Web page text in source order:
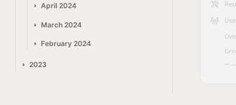
April 2024
March 2024
February 2024
2023